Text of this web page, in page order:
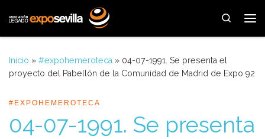
Saltar al contenido
Search
Inicio » #expohemeroteca » 04-07-1991. Se presenta el
proyecto del Pabellón de la Comunidad de Madrid de Expo 92
#EXPOHEMEROTECA
04-07-1991. Se presenta